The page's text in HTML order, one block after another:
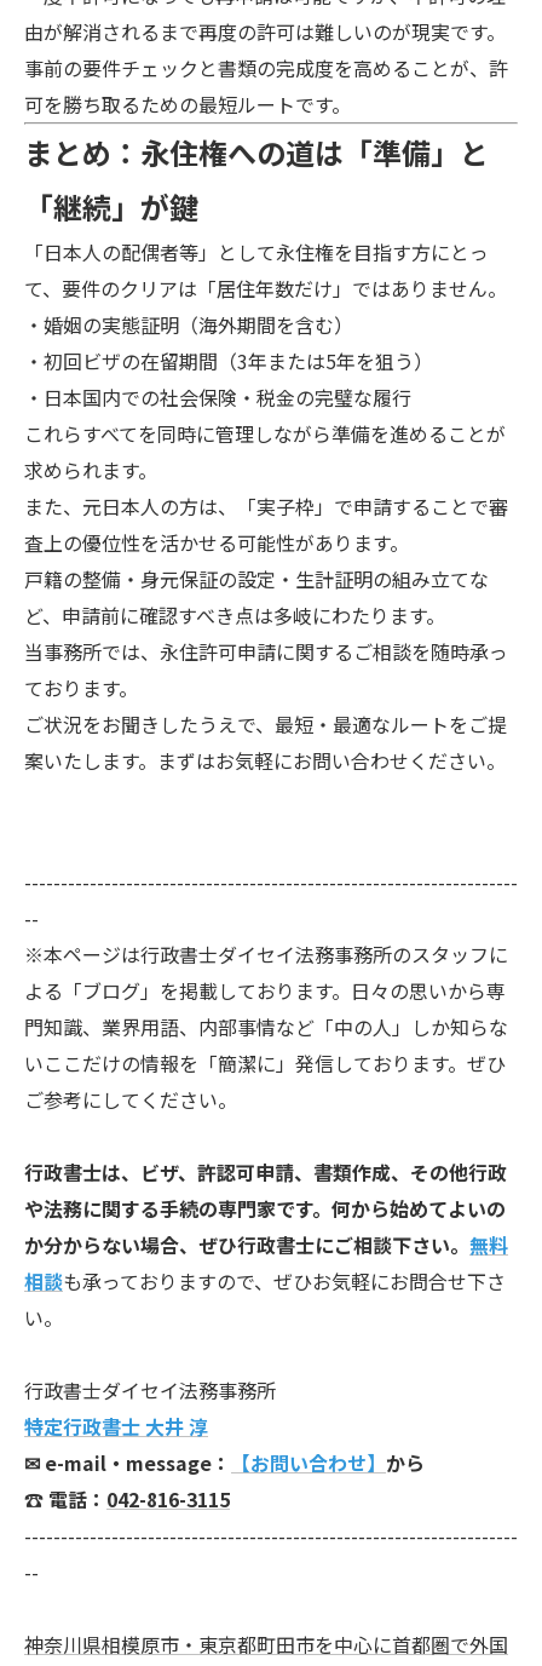
由が解消されるまで再度の許可は難しいのが現実です。
事前の要件チェックと書類の完成度を高めることが、許
可を勝ち取るための最短ルートです。
まとめ：永住権への道は「準備」と
「継続」が鍵
「日本人の配偶者等」として永住権を目指す方にとっ
て、要件のクリアは「居住年数だけ」ではありません。
・婚姻の実態証明（海外期間を含む）
・初回ビザの在留期間（3年または5年を狙う）
・日本国内での社会保険・税金の完璧な履行
これらすべてを同時に管理しながら準備を進めることが
求められます。
また、元日本人の方は、「実子枠」で申請することで審
査上の優位性を活かせる可能性があります。
戸籍の整備・身元保証の設定・生計証明の組み立てな
ど、申請前に確認すべき点は多岐にわたります。
当事務所では、永住許可申請に関するご相談を随時承っ
ております。
ご状況をお聞きしたうえで、最短・最適なルートをご提
案いたします。まずはお気軽にお問い合わせください。
--------------------------------------------------------------------
--
※本ページは行政書士ダイセイ法務事務所のスタッフに
よる「ブログ」を掲載しております。日々の思いから専
門知識、業界用語、内部事情など「中の人」しか知らな
いここだけの情報を「簡潔に」発信しております。ぜひ
ご参考にしてください。
行政書士は、ビザ、許認可申請、書類作成、その他行政
や法務に関する手続の専門家です。何から始めてよいの
か分からない場合、ぜひ行政書士にご相談下さい。 無料
相談も承っておりますので、ぜひお気軽にお問合せ下さ
い。
行政書士ダイセイ法務事務所
特定行政書士 大井 淳
✉︎ e-mail・message：
【お問い合わせ】 から
☎ 電話： 042-816-3115
--------------------------------------------------------------------
--
神奈川県相模原市・東京都町田市を中心に首都圏で外国